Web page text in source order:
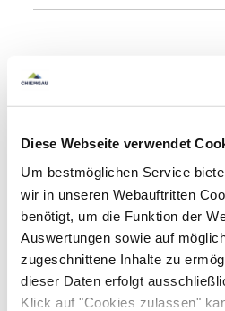
Diese Webseite verwendet
Um bestmöglichen Service
wir in unseren Webauftritten
benötigt, um die Funktion der
Auswertungen sowie auf
zugeschnittene Inhalte zu
dieser Daten erfolgt
Klick auf "Cookies zulassen"
Zusatzleistungen